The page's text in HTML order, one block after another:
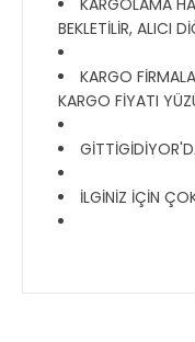
KARGOLAMA
BEKLETİLİR, ALICI
KARGO
KARGO FİYATI
İLGİNİZ İÇİN